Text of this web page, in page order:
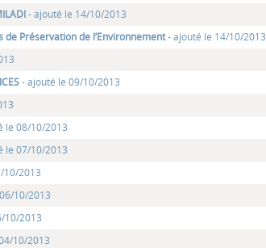
- ajouté le 14/10/2013
de Préservation de l’Environnement- ajouté le 14/10/2013
- ajouté le 09/10/2013
le 08/10/2013
le 07/10/2013
10/2013
10/2013
10/2013
10/2013